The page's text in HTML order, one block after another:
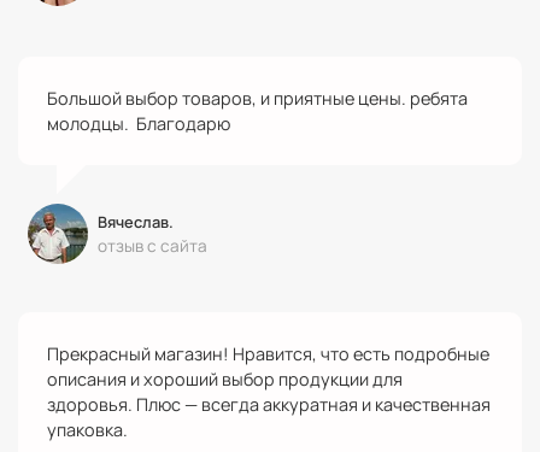
Большой выбор товаров, и приятные цены. ребята
молодцы. Благодарю
Вячеслав.
отзыв с сайта
Прекрасный магазин! Нравится, что есть подробные
описания и хороший выбор продукции для
здоровья. Плюс — всегда аккуратная и качественная
упаковка.